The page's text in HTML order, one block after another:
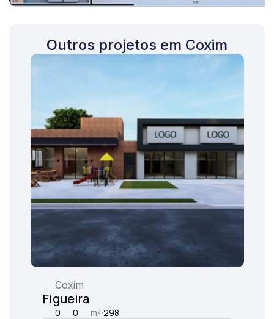
Outros projetos em Coxim
Coxim
Figueira
0 0 m²:298